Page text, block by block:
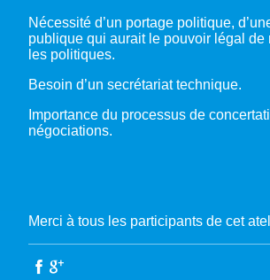
Nécessité d’un portage politique,
publique qui aurait le pouvoir légal de
les politiques.
Besoin d’un secrétariat technique.
Importance du processus de
négociations.
Merci à tous les participants de cet